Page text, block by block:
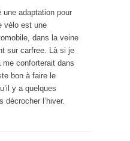
une adaptation pour
vélo est une
dans la veine
sur carfree. Là si je
me conforterait dans
bon à faire le
y a quelques
décrocher l’hiver.